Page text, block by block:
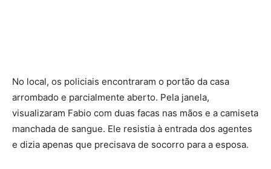
No local, os policiais encontraram o portão da casa
arrombado e parcialmente aberto. Pela janela,
visualizaram Fabio com duas facas nas mãos e a camiseta
manchada de sangue. Ele resistia à entrada dos agentes
e dizia apenas que precisava de socorro para a esposa.